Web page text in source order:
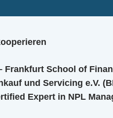
Frankfurt School of
und Servicing e.V.
Expert in NPL